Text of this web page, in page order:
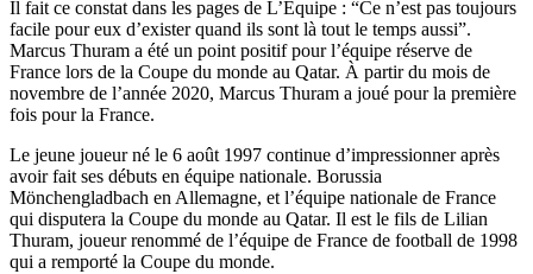
Il fait ce constat dans les pages de L’Equipe : “Ce n’est pas toujours
facile pour eux d’exister quand ils sont là tout le temps aussi”.
Marcus Thuram a été un point positif pour l’équipe réserve de
France lors de la Coupe du monde au Qatar. À partir du mois de
novembre de l’année 2020, Marcus Thuram a joué pour la première
fois pour la France.
Le jeune joueur né le 6 août 1997 continue d’impressionner après
avoir fait ses débuts en équipe nationale. Borussia
Mönchengladbach en Allemagne, et l’équipe nationale de France
qui disputera la Coupe du monde au Qatar. Il est le fils de Lilian
Thuram, joueur renommé de l’équipe de France de football de 1998
qui a remporté la Coupe du monde.